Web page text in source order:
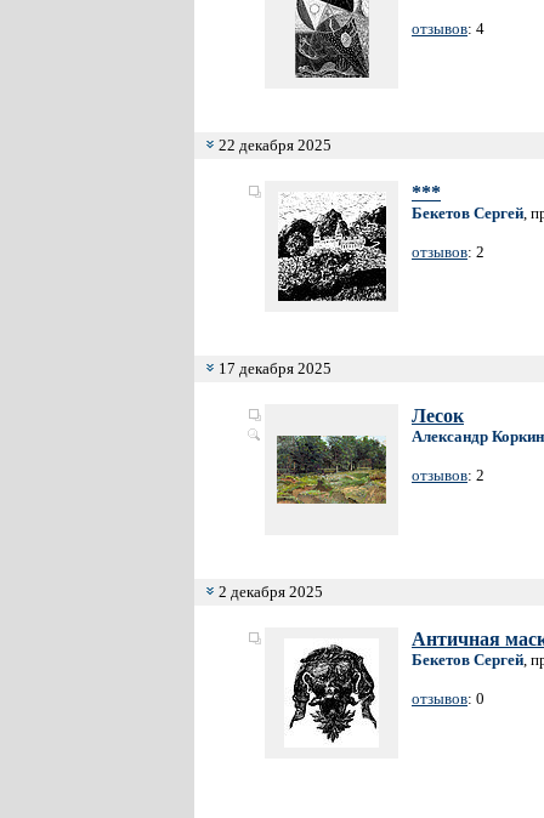
отзывов: 4
22 декабря 2025
***
Бекетов Сергей,
отзывов: 2
17 декабря 2025
Лесок
Александр Коркин
отзывов: 2
2 декабря 2025
Античная
Бекетов Сергей,
отзывов: 0